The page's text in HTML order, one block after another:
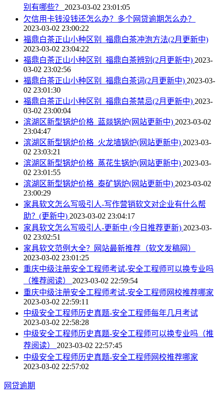
别有哪些？ 2023-03-02 23:01:05
欠信用卡钱没钱还怎么办？多个网贷逾期怎么办？
2023-03-02 23:00:22
福鼎白茶正山小种区别_福鼎白茶冲泡方法(2月更新中)
2023-03-02 23:04:22
福鼎白茶正山小种区别_福鼎白茶辨别(2月更新中) 2023-
03-02 23:02:56
福鼎白茶正山小种区别_福鼎白茶词(2月更新中) 2023-03-
02 23:01:30
福鼎白茶正山小种区别_福鼎白茶禁忌(2月更新中) 2023-
03-02 23:00:04
滨湖区新型锅炉价格_蓝燚锅炉(网站更新中) 2023-03-02
23:04:47
滨湖区新型锅炉价格_火龙墙锅炉(网站更新中) 2023-03-
02 23:03:21
滨湖区新型锅炉价格_蒸花生锅炉(网站更新中) 2023-03-
02 23:01:55
滨湖区新型锅炉价格_泰矿锅炉(网站更新中) 2023-03-02
23:00:29
家具软文怎么写吸引人-写作营销软文对企业有什么帮
助？(更新中) 2023-03-02 23:04:17
家具软文怎么写吸引人-更新中 (今日推荐更新) 2023-03-
02 23:02:51
家具软文范例大全？网站最新推荐（软文发稿网）
2023-03-02 23:01:25
重庆中级注册安全工程师考试-安全工程师可以换专业吗
（推荐阅读） 2023-03-02 22:59:54
重庆中级注册安全工程师考试-安全工程师网校推荐哪家
2023-03-02 22:59:11
中级安全工程师历史真题-安全工程师每年几月考试
2023-03-02 22:58:28
中级安全工程师历史真题-安全工程师可以换专业吗（推
荐阅读） 2023-03-02 22:57:45
中级安全工程师历史真题-安全工程师网校推荐哪家
2023-03-02 22:57:02
网贷逾期